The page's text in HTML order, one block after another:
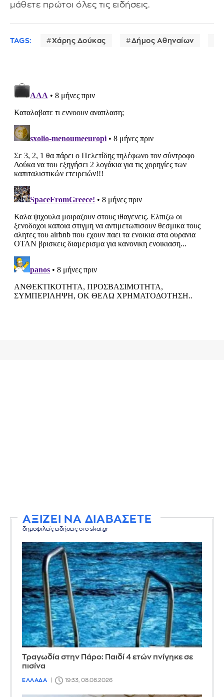
μάθετε πρώτοι όλες τις ειδήσεις.
TAGS: Χάρης Δούκας Δήμος Αθηναίων
ΑΞΙΖΕΙ ΝΑ ΔΙΑΒΑΣΕΤΕ
δημοφιλείς ειδήσεις στο skai.gr
Τραγωδία στην Πάρο: Παιδί 4 ετών πνίγηκε σε
πισίνα
ΕΛΛΑΔΑ 19:33, 08.08.2026